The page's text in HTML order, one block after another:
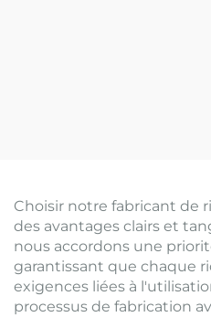
Choisir notre fabricant de
des avantages clairs et
nous accordons une
garantissant que chaque
exigences liées à
processus de fabrication